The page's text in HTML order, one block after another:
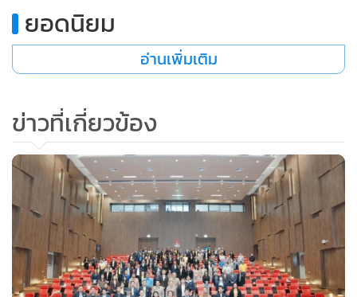
สำหรับผลการดำเนินงานในไตรมาส 2/2568 บริษัทฯ มีรายได้
รวม 425 ล้านบาท เพิ่มขึ้น 51% (YoY) แบ่งเป็นการรับรู้รายได้
จากธุรกิจหม้อแปลงไฟฟ้า 279 ล้านบาท เพิ่มขึ้น 46% (YoY)
และมีรายได้จากธุรกิจโซลาร์ จำนวน 124 ล้านบาท เพิ่มขึ้น 57%
อย่างไรก็ตามทิศทางธุรกิจช่วงครึ่งปีหลังทาง QTC เตรียมเดิน
หน้าเข้าร่วมประมูลงานโครงการภาครัฐและเอกชนอย่างต่อเนื่อง
ขณะเดียวกันแนวโน้มความต้องการหม้อแปลงไฟฟ้าเพิ่มขึ้นจาก
การเปิดโรงไฟฟ้าพลังงานหมุนเวียน ส่งผลให้บริษัทฯ คาดการณ์
ว่าจะมีงานใหม่เข้ามาราว 500-600 ล้านบาท ส่งผลให้ในปีนี้ผล
ประกอบการมีแนวโน้มแตะระดับ 1,800 ล้านบาท ซึ่งเป็นไปตาม
เป้าหมายที่วางไว้
ยอดนิยม
อ่านเพิ่มเติม
ข่าวที่เกี่ยวข้อง